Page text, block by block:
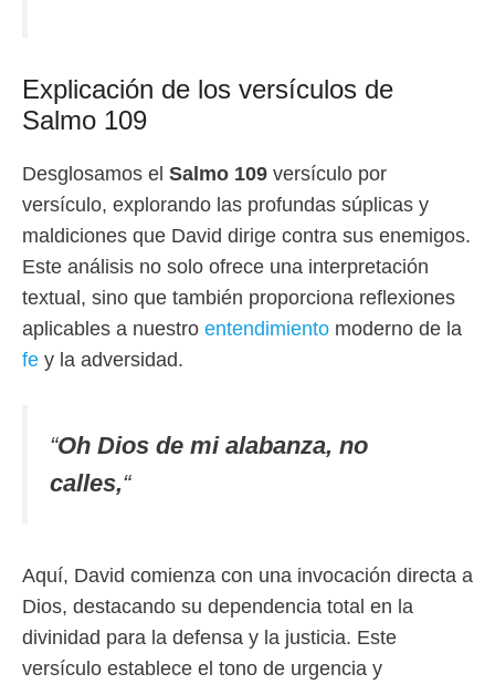
Explicación de los versículos de
Salmo 109
Desglosamos el Salmo 109 versículo por
versículo, explorando las profundas súplicas y
maldiciones que David dirige contra sus enemigos.
Este análisis no solo ofrece una interpretación
textual, sino que también proporciona reflexiones
aplicables a nuestro entendimiento moderno de la
fe y la adversidad.
“Oh Dios de mi alabanza, no
calles,“
Aquí, David comienza con una invocación directa a
Dios, destacando su dependencia total en la
divinidad para la defensa y la justicia. Este
versículo establece el tono de urgencia y